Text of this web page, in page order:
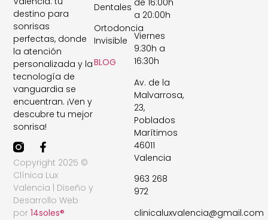
destino para
sonrisas
perfectas, donde
la atención
personalizada y la
tecnología de
vanguardia se
encuentran. ¡Ven y
descubre tu mejor
sonrisa!
Copyright 2025 ©
Clínica Lux
Valencia | Diseño y
Desarrollo Web
por14soles®
de 16:00h
a 20:00h
Viernes
9:30h a
16:30h
Av. de la
Malvarrosa,
23,
Poblados
Marítimos
46011
Valencia
963 268
972
clinicaluxvalencia@gmail.com
Dentales
Ortodoncia
Invisible
BLOG